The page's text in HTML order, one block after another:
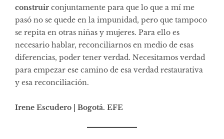
construir conjuntamente para que lo que a mí me
pasó no se quede en la impunidad, pero que tampoco
se repita en otras niñas y mujeres. Para ello es
necesario hablar, reconciliarnos en medio de esas
diferencias, poder tener verdad. Necesitamos verdad
para empezar ese camino de esa verdad restaurativa
y esa reconciliación.
Irene Escudero | Bogotá. EFE